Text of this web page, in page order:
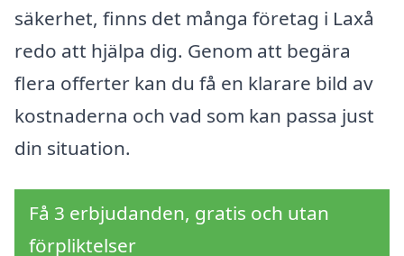
säkerhet, finns det många företag i Laxå
redo att hjälpa dig. Genom att begära
flera offerter kan du få en klarare bild av
kostnaderna och vad som kan passa just
din situation.
Få 3 erbjudanden, gratis och utan
förpliktelser